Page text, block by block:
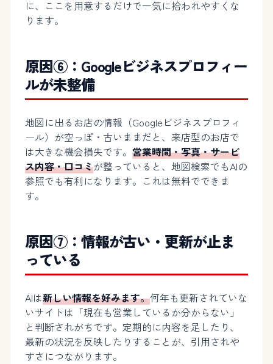
に、ここを用意するだけで一気に拾われやすくな
ります。
原因⑥：Googleビジネスプロフィー
ルが未整備
地図に出るお店の情報（Googleビジネスプロフィ
ール）が空っぽ・古いままだと、来店型のお店で
は大きな機会損失です。 営業時間・写真・サービ
ス内容・口コミが整っていると、地図検索でもAIの
参照でも有利になります。これは無料でできま
す。
原因⑦：情報が古い・更新が止ま
っている
AIは新しい情報を好みます。何年も更新されていな
いサイトは「現在も営業しているか分からない」
と判断されがちです。定期的に内容を足したり、
最新の状況を反映したりすることが、引用されや
すさにつながります。